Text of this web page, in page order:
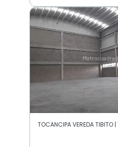
TOCANCIPA VEREDA